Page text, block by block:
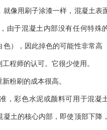
像用刷子涂漆一样，混凝土表
由于混凝土内部没有任何特殊
），因此掉色的可能性非常高
程师的认可。它很少使用。
粉刷的成本很高。
，彩色水泥或颜料可用于混凝
土的核心内部，即使顶部下降